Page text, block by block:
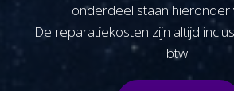
onderdeel staan hieronder
De reparatiekosten zijn altijd
btw.